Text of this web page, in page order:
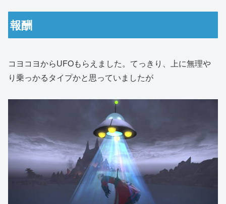
報酬
コヨコヨからUFOもらえました。てっきり、上に無理や
り乗っかるタイプかと思っていましたが